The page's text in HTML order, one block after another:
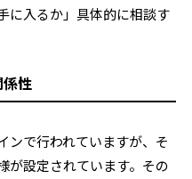
に入るか」具体的に相談す
性
ンで行われていますが、そ
が設定されています。その